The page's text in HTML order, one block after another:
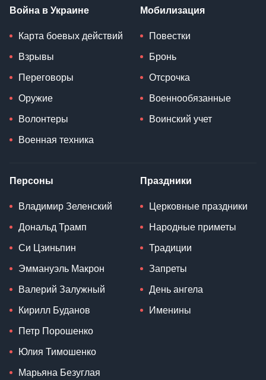
Война в Украине
Карта боевых действий
Взрывы
Переговоры
Оружие
Волонтеры
Военная техника
Мобилизация
Повестки
Бронь
Отсрочка
Военнообязанные
Воинский учет
Персоны
Владимир Зеленский
Дональд Трамп
Си Цзиньпин
Эммануэль Макрон
Валерий Залужный
Кирилл Буданов
Петр Порошенко
Юлия Тимошенко
Марьяна Безуглая
Праздники
Церковные праздники
Народные приметы
Традиции
Запреты
День ангела
Именины